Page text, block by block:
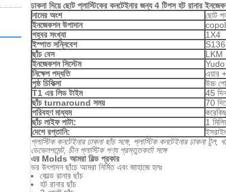
ঢাকনা দিয়ে ছোট প্লাস্টিকের কনটেইনার জন্য 4 টিপস হট রানার
নামের অংশ
ছোট
ইনজেকশন উপাদান
গহ্বর সংখ্যা
1X4
ইস্পাত সন্নিবেশ
ছাঁচ বেস
LKM
ইনজেকশন সিস্টেম
Yudo
নিক্ষেপ পদ্ধতি
এয়ার
পৃষ্ঠ চিকিত্সা
উচ্চ
T1 এর লিড টাইম
45 দিন
ছাঁচ turnaround সময়
70
পরিবহণ মাধ্যম
ছাঁচ লাইফ পাটা:
1
দেশে রপ্তানি:
প্লাস্টিক কনটেইনার ঢাকনা ছাঁচ সঙ্গে, প্লাস্টিক কনটেইনার ঢাকনা
ডেভেলপমেন্ট, চীন প্লাস্টিক পণ্য প্রস্তুতকর্তা সঙ্গে
এর Molds আমরা বিল্ড প্রকার
ভর উৎপাদন ছাঁচে আমরা নির্মিত এবং জাহাজে হলঃ
কোল্ড রানার ছাঁচ
হট রানার ছাঁচ